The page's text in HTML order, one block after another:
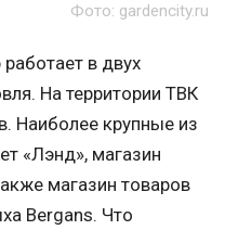
Фото: gardencity.ru
в двух
На территории ТВК
Наиболее крупные из
«Лэнд», магазин
магазин товаров
Bergans. Что